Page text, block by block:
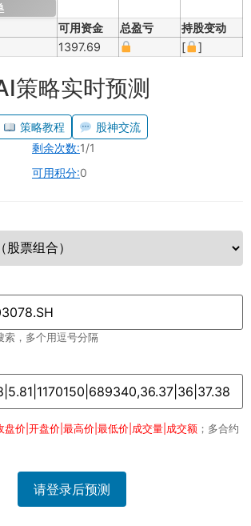
可用资金 总盈亏
持股变动
1397.69 [ ]
策略实时预测
策略教程
股神交流
剩余次数:1/1
可用积分:0
索，多个用逗号分隔
盘价|开盘价|最高价|最低价|成交量|成交额 ；多合约
请登录后预测